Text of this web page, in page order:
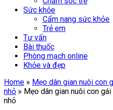
Sức khỏe
Cẩm nang sức khỏe
Trẻ em
Tư vấn
Bài thuốc
Phòng mạch online
Khỏe và đẹp
Home » Mẹo dân gian nuôi con
nhỏ » Mẹo dân gian nuôi con
nhỏ